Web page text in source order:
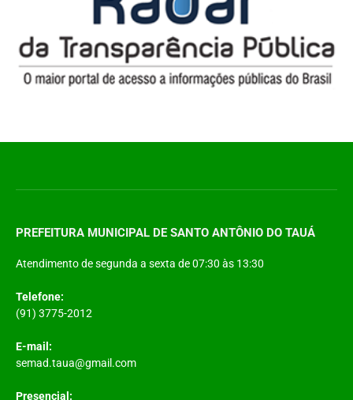
PREFEITURA MUNICIPAL DE SANTO ANTÔNIO DO TAUÁ
Atendimento de segunda a sexta de 07:30 às 13:30
Telefone:
(91) 3775-2012
E-mail:
semad.taua@gmail.com
Presencial: